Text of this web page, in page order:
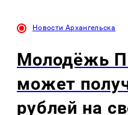
Новости Архангельска
Молодёжь
может
рублей на